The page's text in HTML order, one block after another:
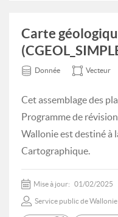
Carte
Donnée Vecteur
Cet assemblage des
Programme de
Wallonie est destiné à
Cartographique.
Mise à jour: 01/02/2025
Service public de Wallonie